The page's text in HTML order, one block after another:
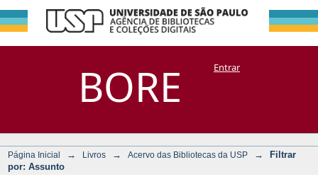
BORE
Filtrar por:
Assunto
DSpace/Manakin + CoriscoEntrar
Página Inicial → Livros → Acervo das Bibliotecas da USP →
Filtrar
por: Assunto